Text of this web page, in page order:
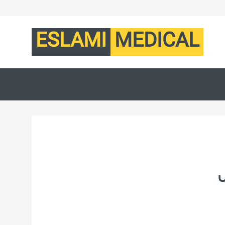
ESLAMI MEDICAL